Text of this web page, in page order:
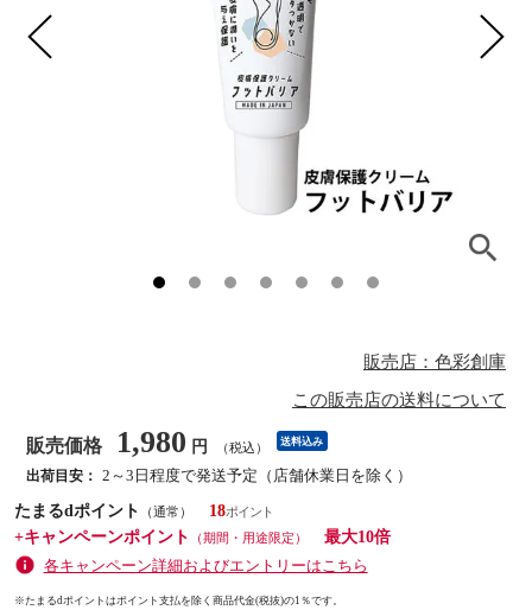
販売店：色彩創庫
この販売店の送料について
販売価格 1,980 円 （税込） 送料込み
出荷目安： 2～3日程度で発送予定（店舗休業日を除く）
たまるdポイント
（通常）
18
+キャンペーンポイント
（期間・用途限定）
最大10倍
各キャンペーン詳細およびエントリーはこちら
※たまるdポイントはポイント支払を除く商品代金(税抜)の1％です。